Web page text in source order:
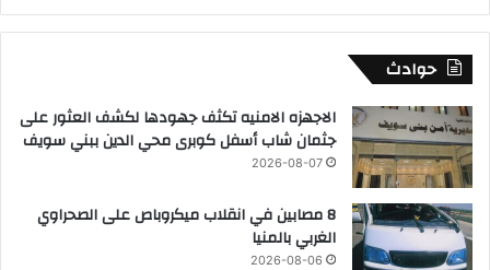
حوادث
الاجهزه الامنيه تكثف جهودها لكشف العثور على
جثمان شاب أسفل كوبرى محي الدين ببني سويف
2026-08-07
8 مصابين في انقلاب ميكروباص على الصحراوي
الغربي بالمنيا
2026-08-06